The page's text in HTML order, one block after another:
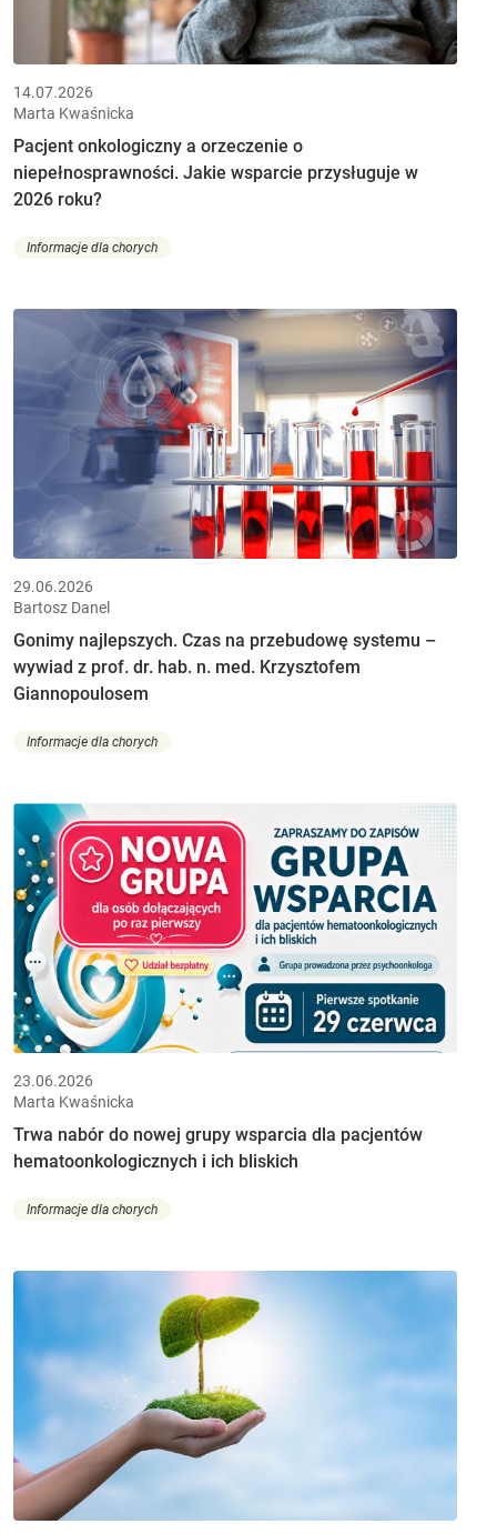
14.07.2026
Marta Kwaśnicka
Pacjent onkologiczny a orzeczenie o
niepełnosprawności. Jakie wsparcie przysługuje w
2026 roku?
Informacje dla chorych
29.06.2026
Bartosz Danel
Gonimy najlepszych. Czas na przebudowę systemu –
wywiad z prof. dr. hab. n. med. Krzysztofem
Giannopoulosem
Informacje dla chorych
23.06.2026
Marta Kwaśnicka
Trwa nabór do nowej grupy wsparcia dla pacjentów
hematoonkologicznych i ich bliskich
Informacje dla chorych